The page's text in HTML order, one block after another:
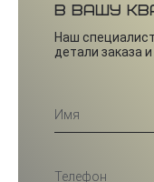
в вашу
Наш
детали заказа